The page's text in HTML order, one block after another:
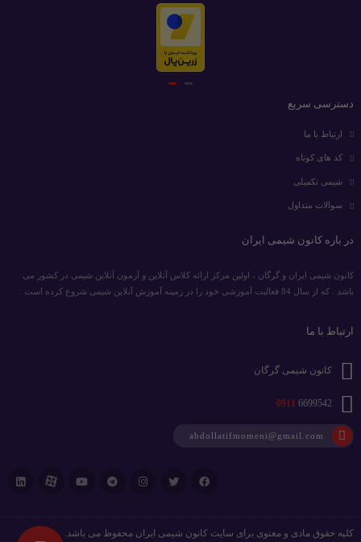
دسترسی سریع
ارتباط با ما
کد های کوتاه
شیمی تکمیلی
سوالات متداول
در باره کانون شیمی ایران
کانون شیمی ایران و گرگان ، اولین مرکز ارائه کلاس آنلاین و آزمون آنلاین شیمی در کشور می
باشد . که از سال 84 فعالیت آموزشی خود را در زمینه آموزش آنلاین شیمی شروع کرده است .
ارتباط با ما
کانون شیمی گرگان
0911 6699542
abdollatifmomeni@gmail.com
کلیه حقوق مادی و معنوی برای سایت کانون شیمی ایران محفوظ می باشد.